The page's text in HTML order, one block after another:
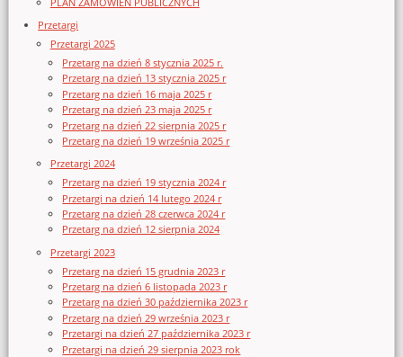
Przetargi
Przetargi 2025
Przetarg na dzień 8 stycznia 2025 r.
Przetarg na dzień 13 stycznia 2025 r
Przetarg na dzień 16 maja 2025 r
Przetarg na dzień 23 maja 2025 r
Przetarg na dzień 22 sierpnia 2025 r
Przetarg na dzień 19 września 2025 r
Przetargi 2024
Przetarg na dzień 19 stycznia 2024 r
Przetargi na dzień 14 lutego 2024 r
Przetarg na dzień 28 czerwca 2024 r
Przetarg na dzień 12 sierpnia 2024
Przetargi 2023
Przetarg na dzień 15 grudnia 2023 r
Przetarg na dzień 6 listopada 2023 r
Przetarg na dzień 30 października 2023 r
Przetarg na dzień 29 września 2023 r
Przetargi na dzień 27 października 2023 r
Przetargi na dzień 29 sierpnia 2023 rok